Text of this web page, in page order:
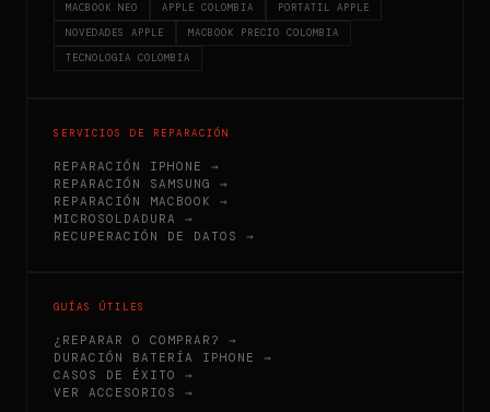
MACBOOK NEO APPLE COLOMBIA
PORTATIL APPLE
NOVEDADES APPLE
MACBOOK PRECIO COLOMBIA
TECNOLOGIA COLOMBIA
SERVICIOS DE REPARACIÓN
REPARACIÓN IPHONE →
REPARACIÓN SAMSUNG →
REPARACIÓN MACBOOK →
MICROSOLDADURA →
RECUPERACIÓN DE DATOS →
GUÍAS ÚTILES
¿REPARAR O COMPRAR? →
DURACIÓN BATERÍA IPHONE →
CASOS DE ÉXITO →
VER ACCESORIOS →